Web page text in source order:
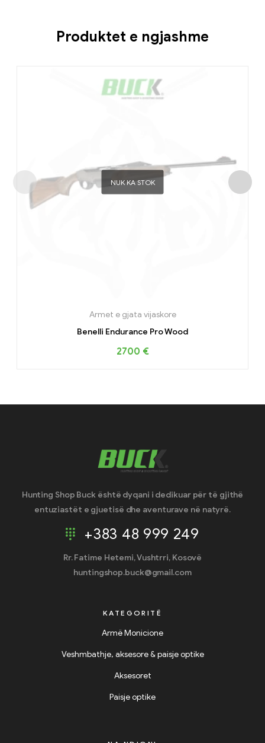
Produktet e ngjashme
NUK KA STOK
Armet e gjata vijaskore
Benelli Endurance Pro Wood
2700 €
Hunting Shop Buck është dyqani i dedikuar për të gjithë
entuziastët e gjuetisë dhe aventurave në natyrë.
+383 48 999 249
Rr. Fatime Hetemi, Vushtrri, Kosovë
huntingshop.buck@gmail.com
KATEGORITË
Armë Monicione
Veshmbathje, aksesore & paisje optike
Aksesoret
Paisje optike